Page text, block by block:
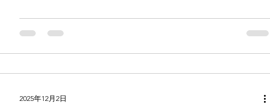
Thom Browne旳時裝味道與工藝結合得無可挑剔，作為
Thom Browne支持者的你實在不可錯過。 透過WHATSAPP
www.facebook.com/theWAREHOUSEoptic
2025年12月2日